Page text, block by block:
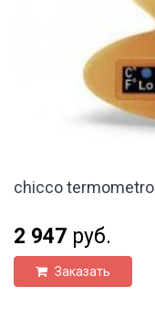
chicco termometro
2 947 руб.
Заказать